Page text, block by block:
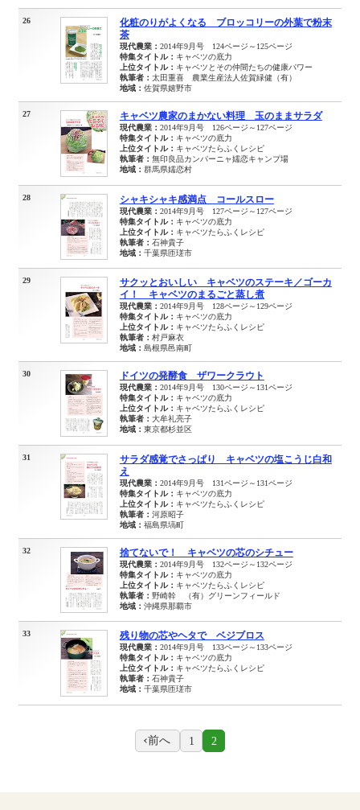
26
化粧のりがよくなる ブロッコリーの外葉で粉末
茶
現代農業： 2014年9月号 124ページ～125ページ
特集タイトル： キャベツの底力
上位タイトル： キャベツとその仲間たちの健康パワー
執筆者： 太田重喜 農業生産法人佐賀緑健（有）
地域： 佐賀県嬉野市
27 キャベツ農家のまかない料理 玉のままサラダ
現代農業： 2014年9月号 126ページ～127ページ
特集タイトル： キャベツの底力
上位タイトル： キャベツたらふくレシピ
執筆者： 無印良品カンパーニャ嬬恋キャンプ場
地域： 群馬県嬬恋村
28 シャキシャキ感満点 コールスロー
現代農業： 2014年9月号 127ページ～127ページ
特集タイトル： キャベツの底力
上位タイトル： キャベツたらふくレシピ
執筆者： 石神貴子
地域： 千葉県匝瑳市
29
サクッとおいしい キャベツのステーキ／ゴーカ
イ！ キャベツのまるごと蒸し煮
現代農業： 2014年9月号 128ページ～129ページ
特集タイトル： キャベツの底力
上位タイトル： キャベツたらふくレシピ
執筆者： 村戸麻衣
地域： 島根県邑南町
30 ドイツの発酵食 ザワークラウト
現代農業： 2014年9月号 130ページ～131ページ
特集タイトル： キャベツの底力
上位タイトル： キャベツたらふくレシピ
執筆者： 大牟礼亮子
地域： 東京都杉並区
31
サラダ感覚でさっぱり キャベツの塩こうじ白和
え
現代農業： 2014年9月号 131ページ～131ページ
特集タイトル： キャベツの底力
上位タイトル： キャベツたらふくレシピ
執筆者： 河原昭子
地域： 福島県塙町
32 捨てないで！ キャベツの芯のシチュー
現代農業： 2014年9月号 132ページ～132ページ
特集タイトル： キャベツの底力
上位タイトル： キャベツたらふくレシピ
執筆者： 野崎幹 （有）グリーンフィールド
地域： 沖縄県那覇市
33 残り物の芯やヘタで ベジブロス
現代農業： 2014年9月号 133ページ～133ページ
特集タイトル： キャベツの底力
上位タイトル： キャベツたらふくレシピ
執筆者： 石神貴子
地域： 千葉県匝瑳市
前へ 1 2